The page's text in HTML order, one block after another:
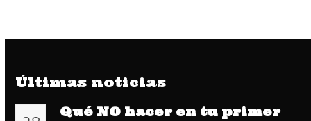
Últimas noticias
Qué NO hacer en tu primer